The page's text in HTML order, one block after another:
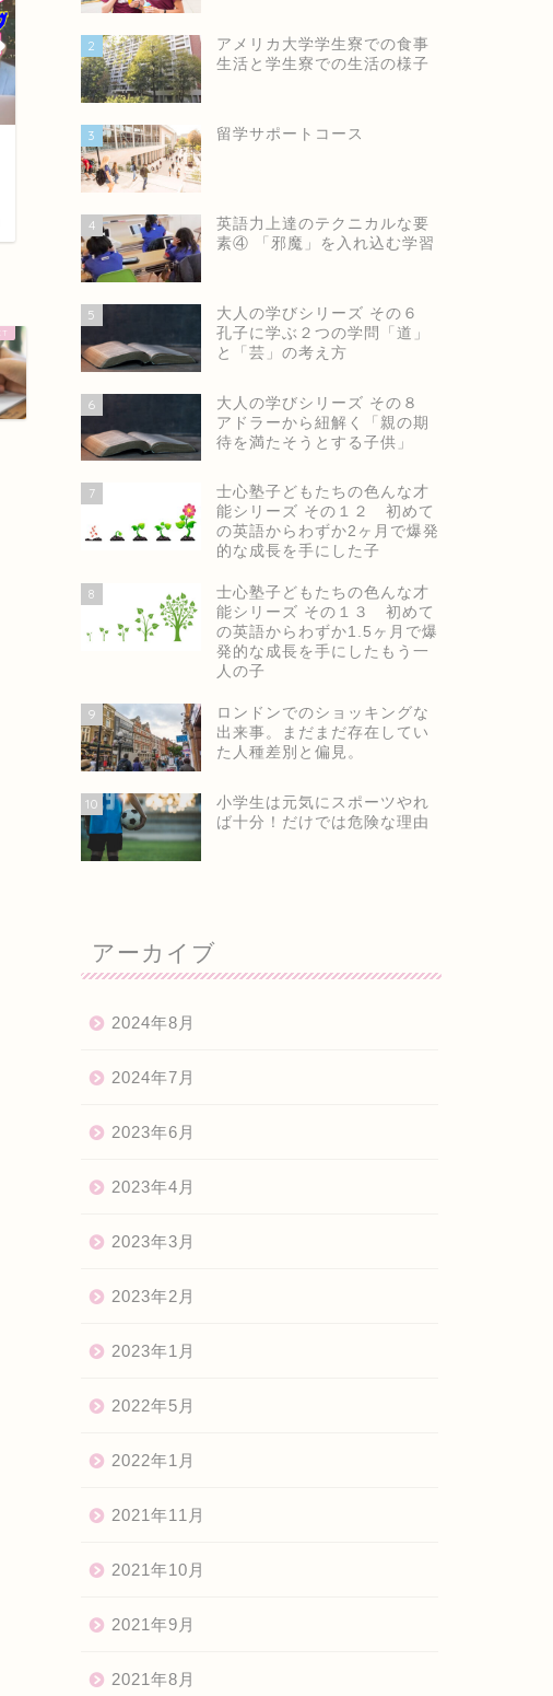
士心塾子どもたちの色んな才能
シリーズ その１
2021年2月17日
たった1時間で作った！？大人顔
2
アメリカ大学学生寮での食事
生活と学生寮での生活の様子
3 留学サポートコース
4
英語力上達のテクニカルな要
素④ 「邪魔」を入れ込む学習
5
大人の学びシリーズ その６
孔子に学ぶ２つの学問「道」
と「芸」の考え方
6
大人の学びシリーズ その８
アドラーから紐解く「親の期
待を満たそうとする子供」
7
士心塾子どもたちの色んな才
能シリーズ その１２ 初めて
の英語からわずか2ヶ月で爆発
的な成長を手にした子
8
士心塾子どもたちの色んな才
能シリーズ その１３ 初めて
の英語からわずか1.5ヶ月で爆
発的な成長を手にしたもう一
人の子
9
ロンドンでのショッキングな
出来事。まだまだ存在してい
た人種差別と偏見。
10
小学生は元気にスポーツやれ
ば十分！だけでは危険な理由
アーカイブ
2024年8月
2024年7月
2023年6月
2023年4月
2023年3月
2023年2月
2023年1月
2022年5月
2022年1月
2021年11月
2021年10月
2021年9月
2021年8月